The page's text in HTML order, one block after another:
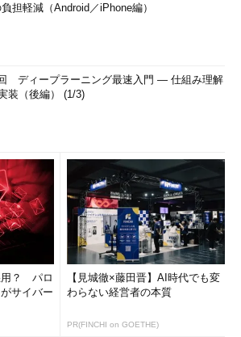
担軽減（Android／iPhone編）
ディープラーニング最速入門 ― 仕組み理解
装（後編） (1/3)
用？ パロ
サイバー
【見城徹×藤田晋】AI時代でも変
わらない経営者の本質
PR(FINCHI on GOETHE)